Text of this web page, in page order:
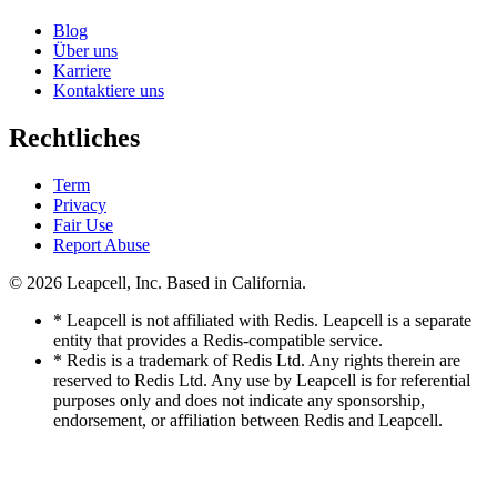
Blog
Über uns
Karriere
Kontaktiere uns
Rechtliches
Term
Privacy
Fair Use
Report Abuse
© 2026 Leapcell, Inc. Based in California.
* Leapcell is not affiliated with Redis. Leapcell is a separate
entity that provides a Redis-compatible service.
* Redis is a trademark of Redis Ltd. Any rights therein are
reserved to Redis Ltd. Any use by Leapcell is for referential
purposes only and does not indicate any sponsorship,
endorsement, or affiliation between Redis and Leapcell.